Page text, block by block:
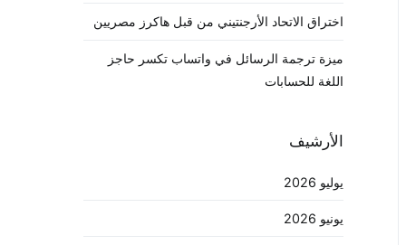
اختراق الاتحاد الأرجنتيني من قبل هاكرز مصريين
ميزة ترجمة الرسائل في واتساب تكسر حاجز
اللغة للحسابات
الأرشيف
يوليو 2026
يونيو 2026